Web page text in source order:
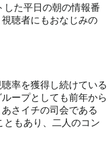
した平日の朝の情報番
聴者にもおなじみの
率を獲得し続けている
ープとしても前年から
さイチの司会である
もあり、二人のコン